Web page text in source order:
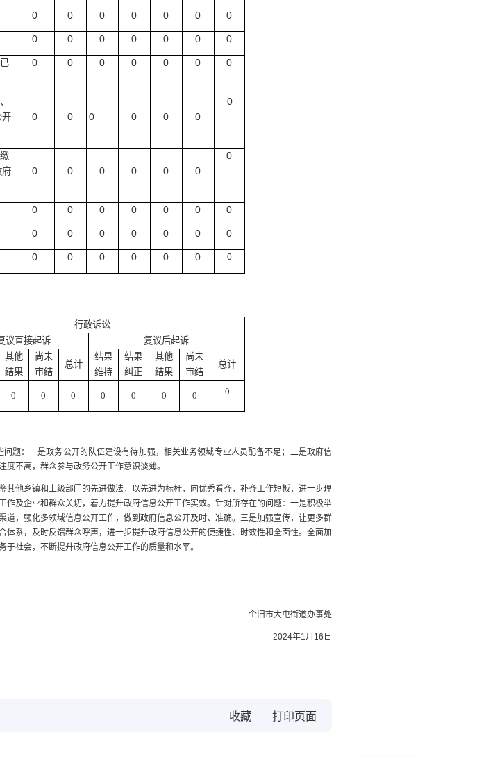
0 0 0 0 0 0 0
0 0 0 0 0 0 0
0 0 0 0 0 0 0
开
0 0 0 0 0 0
0
府
0 0 0 0 0 0
0
0 0 0 0 0 0 0
0 0 0 0 0 0 0
0 0 0 0 0 0 0
行政诉讼
议直接起诉
复议后起诉
其他
结果
尚未
审结
总计
结果
维持
结果
纠正
其他
结果
尚未
审结
总计
0 0 0 0 0 0 0 0
：一是政务公开的队伍建设有待加强，相关业务领域专业人员配备不足；二是政府信
不高，群众参与政务公开工作意识淡薄。
他乡镇和上级部门的先进做法，以先进为标杆，向优秀看齐，补齐工作短板，进一步理
及企业和群众关切，着力提升政府信息公开工作实效。针对所存在的问题：一是积极举
，强化多领域信息公开工作，做到政府信息公开及时、准确。三是加强宣传，让更多群
系，及时反馈群众呼声，进一步提升政府信息公开的便捷性、时效性和全面性。全面加
社会，不断提升政府信息公开工作的质量和水平。
个旧市大屯街道办事处
2024年1月16日
收藏